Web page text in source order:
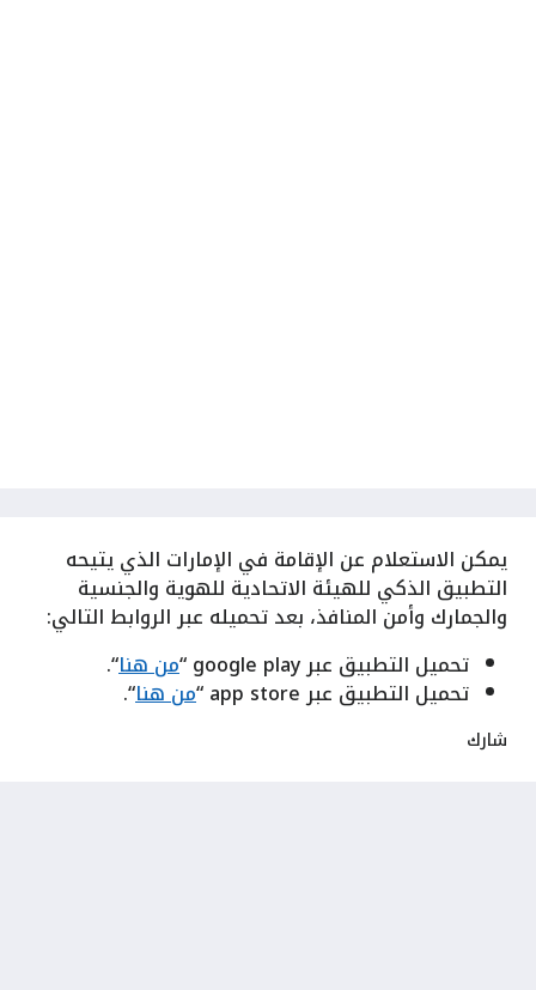
يمكن الاستعلام عن الإقامة في الإمارات الذي يتيحه
التطبيق الذكي للهيئة الاتحادية للهوية والجنسية
والجمارك وأمن المنافذ، بعد تحميله عبر الروابط التالي:
تحميل التطبيق عبر google play “
من هنا“.
تحميل التطبيق عبر app store “ من هنا“.
شارك